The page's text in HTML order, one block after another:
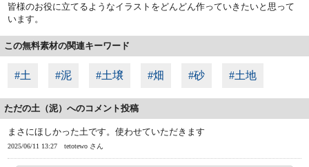
皆様のお役に立てるようなイラストをどんどん作っていきたいと思って
います。
この無料素材の関連キーワード
#土 #泥 #土壌 #畑 #砂 #土地
ただの土（泥）へのコメント投稿
まさにほしかった土です。使わせていただきます
2025/06/11 13:27 tetotewo さん